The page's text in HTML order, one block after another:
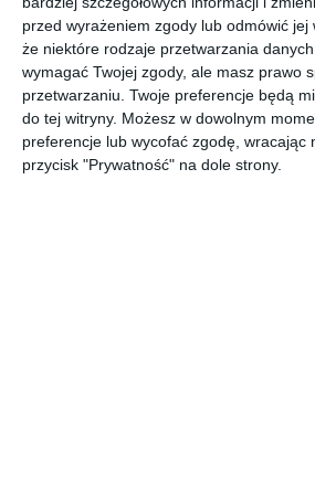
przed wyrażeniem zgody lub odmówić jej
że niektóre rodzaje przetwarzania
wymagać Twojej zgody, ale masz prawo
przetwarzaniu. Twoje preferencje będą
do tej witryny. Możesz w dowolnym
preferencje lub wycofać zgodę, wracając
przycisk "Prywatność" na dole strony.
ARMANI
0AX3115
8158 351,
20
przejdź do
sklepu
MICHAEL
KORS
0MK3064B
1014 695,
sklepu
RAY-
5204